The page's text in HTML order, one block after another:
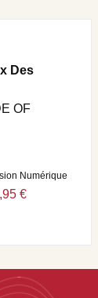
Des
OF
Numérique
€